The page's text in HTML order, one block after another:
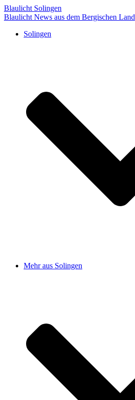
Blaulicht Solingen
Blaulicht News aus dem Bergischen Land
Solingen
Mehr aus Solingen